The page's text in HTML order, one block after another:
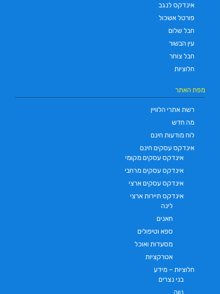
אינדקס לנגב
פורטל אשכול
חבל שלום
עין הבשור
חבל צוחר
חלוציות
מפת האתר
רשת אתרי הלוויין
מה חדש
לוח מודעות חינם
אינדקס עסקים חינם
אינדקס עסקים מקומי
אינדקס עסקים מרחבי
אינדקס עסקים ארצי
אינדקס תיירות ארצי
לינה
חאנים
ספא וטיפולים
מסעדות ואוכל
אטרקציות
חלוציות – מידע
בני נצרים
נווה